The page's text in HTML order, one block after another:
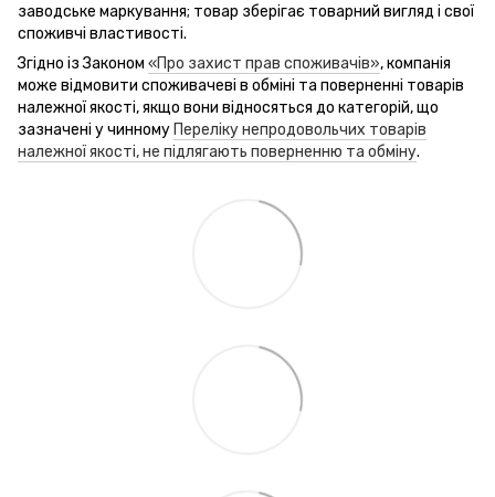
заводське маркування; товар зберігає товарний вигляд і свої
споживчі властивості.
Згідно із Законом «Про захист прав споживачів», компанія
може відмовити споживачеві в обміні та поверненні товарів
належної якості, якщо вони відносяться до категорій, що
зазначені у чинному Переліку непродовольчих товарів
належної якості, не підлягають поверненню та обміну.